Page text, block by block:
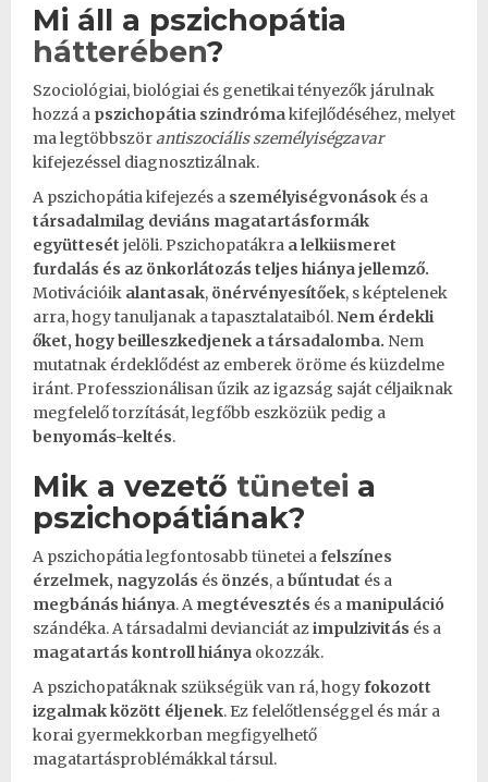
Mi áll a pszichopátia
hátterében?
Szociológiai, biológiai és genetikai tényezők járulnak
hozzá a pszichopátia szindrómakifejlődéséhez, melyet
ma legtöbbszörantiszociálisszemélyiségzavar
kifejezéssel diagnosztizálnak.
A pszichopátia kifejezés a személyiségvonások és a
társadalmilag deviáns magatartásformák
együttesét jelöli. Pszichopatákra alelkiismeret
furdalás és az önkorlátozás teljes hiánya jellemző.
Motivációik alantasak, önérvényesítőek, s képtelenek
arra, hogy tanuljanak a tapasztalataiból.Nem érdekli
őket, hogy beilleszkedjenek atársadalomba. Nem
mutatnak érdeklődést az emberek öröme és küzdelme
iránt. Professzionálisan űzik az igazság saját céljaiknak
megfelelő torzítását, legfőbb eszközük pedig a
benyomás-keltés.
Mik a vezető tünetei a
pszichopátiának?
A pszichopátia legfontosabb tünetei a felszínes
érzelmek, nagyzolás és önzés, abűntudat és a
megbánás hiánya. A megtévesztés és a manipuláció
szándéka. A társadalmi devianciát azimpulzivitás és a
magatartás kontroll hiánya okozzák.
A pszichopatáknak szükségük van rá, hogy fokozott
izgalmak között éljenek. Ez felelőtlenséggel és már a
korai gyermekkorban megfigyelhető
magatartásproblémákkal társul.